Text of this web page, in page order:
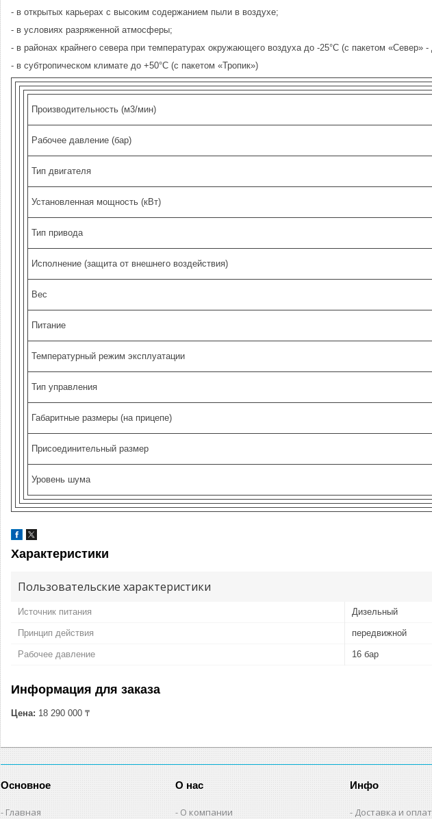
- в открытых карьерах с высоким содержанием пыли в воздухе;
- в условиях разряженной атмосферы;
- в районах крайнего севера при температурах окружающего воздуха до -25°С (с пакетом «Север» -
- в субтропическом климате до +50°С (с пакетом «Тропик»)
Производительность (м3/мин)
Рабочее давление (бар)
Тип двигателя
Установленная мощность (кВт)
Тип привода
Исполнение (защита от внешнего воздействия)
Вес
Питание
Температурный режим эксплуатации
Тип управления
Габаритные размеры (на прицепе)
Присоединительный размер
Уровень шума
Характеристики
Пользовательские характеристики
Источник питания Дизельный
Принцип действия передвижной
Рабочее давление 16 бар
Информация для заказа
Цена: 18 290 000 ₸
Основное
Главная
О нас
О компании
Инфо
Доставка и